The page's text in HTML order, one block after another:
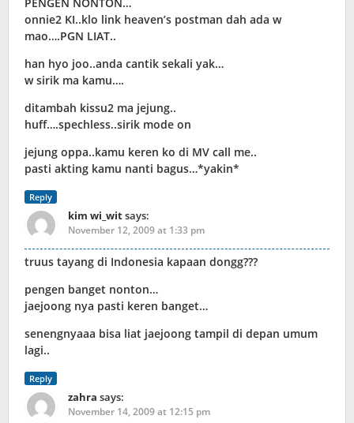
onnie2 KI..klo link heaven’s postman dah ada w
mao….PGN LIAT..
han hyo joo..anda cantik sekali yak…
w sirik ma kamu….
ditambah kissu2 ma jejung..
huff….spechless..sirik mode on
jejung oppa..kamu keren ko di MV call me..
pasti akting kamu nanti bagus…*yakin*
Reply
kim wi_witsays:
November 12, 2009 at 1:33 pm
truus tayang di Indonesia kapaan dongg???
pengen banget nonton…
jaejoong nya pasti keren banget…
senengnyaaa bisa liat jaejoong tampil di depan umum
lagi..
Reply
zahra says:
November 14, 2009 at 12:15 pm